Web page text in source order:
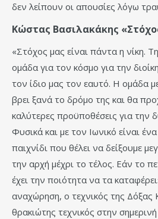
δεν λείπουν οι απουσίες λόγω
Κώστας Βασιλακάκης
«Στόχος μας είναι πάντα η νίκη.
ομάδα για τον κόσμο για την
τον ίδιο μας τον εαυτό. Η ομάδα
βρει ξανά το δρόμο της και θα
καλύτερες προϋποθέσεις για την
Φυσικά και με τον Ιωνικό είναι
παιχνίδι που θέλει να δείξουμε
την αρχή μέχρι το τέλος. Εάν το
έχει την ποιότητα να τα
αναχώρηση, ο τεχνικός της
θρακιώτης τεχνικός στην